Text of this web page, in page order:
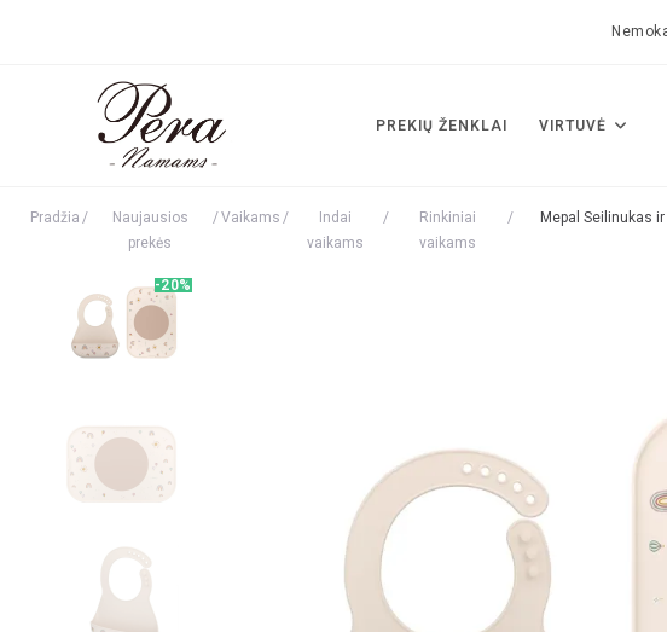
PREKIŲ ŽENKLAI VIRTUVĖ
Pradžia /
Naujausios
prekės
/Vaikams /
Indai
vaikams
/
Rinkiniai
vaikams
/
Mepal Seilinukas
-20%